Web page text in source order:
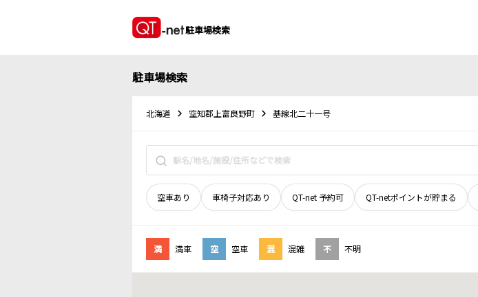
駐車場検索
駐車場検索
北海道 空知郡上富良野町 基線北二十一号
空車あり 車椅子対応あり QT-net 予約可 QT-netポイントが貯まる
満 満車 空 空車 混 混雑 不 不明